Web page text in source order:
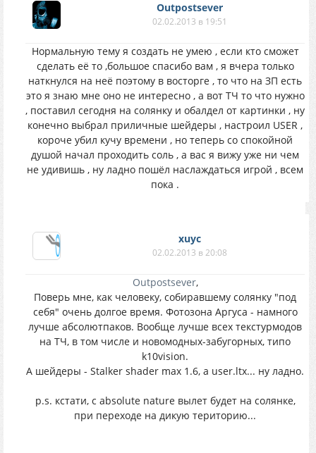
Outpostsever
02.02.2013 в 19:51
Нормальную тему я создать не умею , если кто сможет
сделать её то ,большое спасибо вам , я вчера только
наткнулся на неё поэтому в восторге , то что на ЗП есть
это я знаю мне оно не интересно , а вот ТЧ то что нужно
, поставил сегодня на солянку и обалдел от картинки , ну
конечно выбрал приличные шейдеры , настроил USER ,
короче убил кучу времени , но теперь со спокойной
душой начал проходить соль , а вас я вижу уже ни чем
не удивишь , ну ладно пошёл наслаждаться игрой , всем
пока .
xuyc
02.02.2013 в 20:08
Outpostsever,
Поверь мне, как человеку, собиравшему солянку "под
себя" очень долгое время. Фотозона Аргуса - намного
лучше абсолютпаков. Вообще лучше всех текстурмодов
на ТЧ, в том числе и новомодных-забугорных, типо
k10vision.
А шейдеры - Stalker shader max 1.6, а user.ltx... ну ладно.
p.s. кстати, с absolute nature вылет будет на солянке,
при переходе на дикую територию...